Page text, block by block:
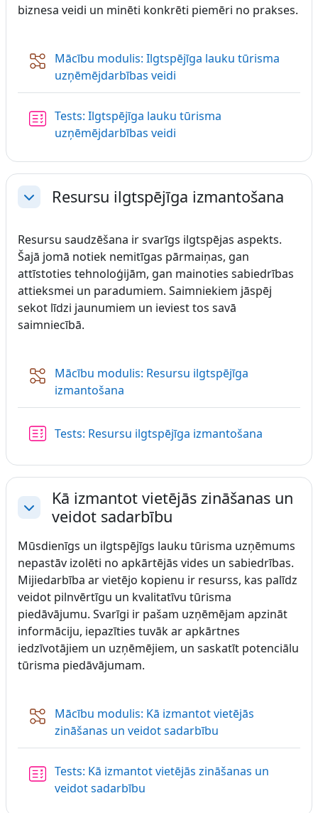
biznesa veidi un minēti konkrēti piemēri no prakses.
Mācību modulis: Ilgtspējīga lauku tūrisma
uzņēmējdarbības veidi
Tests: Ilgtspējīga lauku tūrisma
uzņēmējdarbības veidi
SavērstResursu ilgtspējīga izmantošana
Resursu saudzēšana ir svarīgs ilgtspējas aspekts.
Šajā jomā notiek nemitīgas pārmaiņas, gan
attīstoties tehnoloģijām, gan mainoties sabiedrības
attieksmei un paradumiem. Saimniekiem jāspēj
sekot līdzi jaunumiem un ieviest tos savā
saimniecībā.
Mācību modulis: Resursu ilgtspējīga
izmantošana
Tests: Resursu ilgtspējīga izmantošana
Savērst
Kā izmantot vietējās zināšanas un
veidot sadarbību
Mūsdienīgs un ilgtspējīgs lauku tūrisma uzņēmums
nepastāv izolēti no apkārtējās vides un sabiedrības.
Mijiedarbība ar vietējo kopienu ir resurss, kas palīdz
veidot pilnvērtīgu un kvalitatīvu tūrisma
piedāvājumu. Svarīgi ir pašam uzņēmējam apzināt
informāciju, iepazīties tuvāk ar apkārtnes
iedzīvotājiem un uzņēmējiem, un saskatīt potenciālu
tūrisma piedāvājumam.
Mācību modulis: Kā izmantot vietējās
zināšanas un veidot sadarbību
Tests: Kā izmantot vietējās zināšanas un
veidot sadarbību